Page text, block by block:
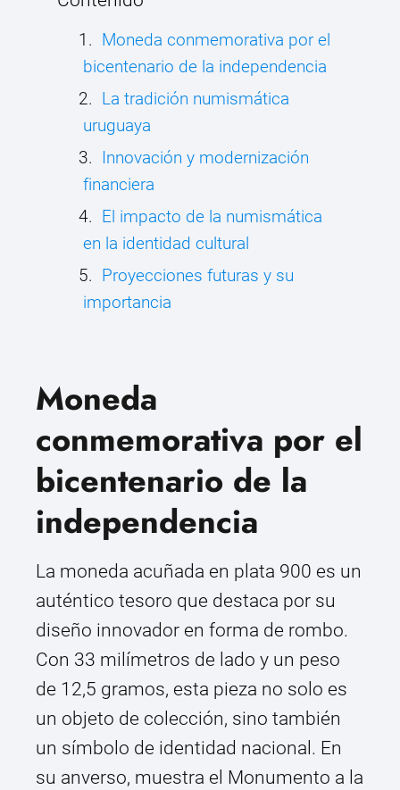
Moneda conmemorativa por el
bicentenario de la independencia
La tradición numismática
uruguaya
Innovación y modernización
financiera
El impacto de la numismática
en la identidad cultural
Proyecciones futuras y su
importancia
Moneda
conmemorativa por el
bicentenario de la
independencia
La moneda acuñada en plata 900 es un
auténtico tesoro que destaca por su
diseño innovador en forma de rombo.
Con 33 milímetros de lado y un peso
de 12,5 gramos, esta pieza no solo es
un objeto de colección, sino también
un símbolo de identidad nacional. En
su anverso, muestra el Monumento a la